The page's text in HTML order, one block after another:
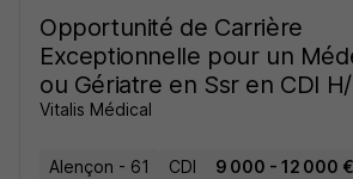
Opportunité de Carrière
Exceptionnelle pour un
ou Gériatre en Ssr en CDI
Vitalis Médical
Alençon - 61 CDI 9 000 - 12 000